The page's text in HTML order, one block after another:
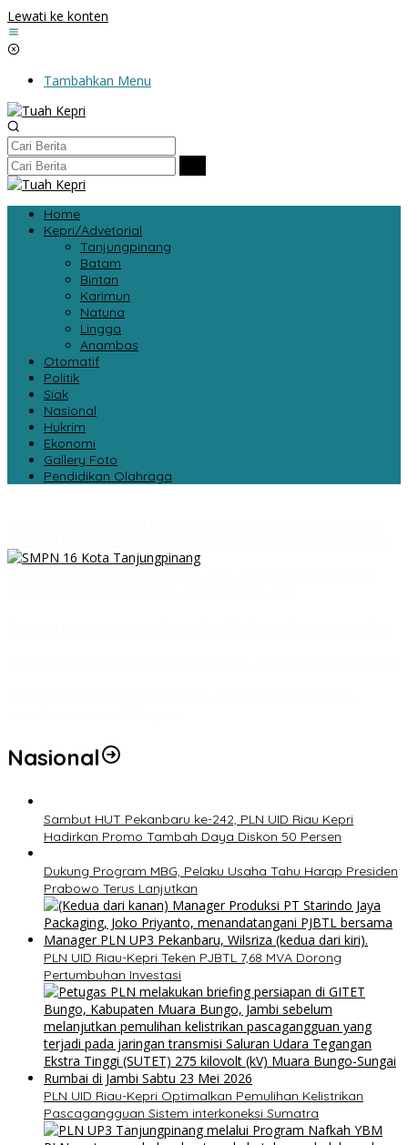
Lewati ke konten
Tambahkan Menu
Home
Kepri/Advetorial
Tanjungpinang
Batam
Bintan
Karimun
Natuna
Lingga
Anambas
Otomatif
Politik
Siak
Nasional
Hukrim
Ekonomi
Gallery Foto
Pendidikan Olahraga
Nasional
Sambut HUT Pekanbaru ke-242, PLN UID Riau Kepri
Hadirkan Promo Tambah Daya Diskon 50 Persen
Dukung Program MBG, Pelaku Usaha Tahu Harap Presiden
Prabowo Terus Lanjutkan
PLN UID Riau-Kepri Teken PJBTL 7,68 MVA Dorong
Pertumbuhan Investasi
PLN UID Riau-Kepri Optimalkan Pemulihan Kelistrikan
Pascagangguan Sistem interkoneksi Sumatra